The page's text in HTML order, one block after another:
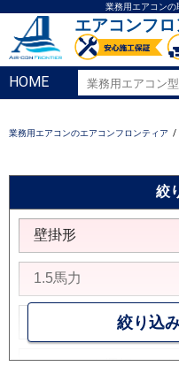
業務用エアコン
エアコンフ
HOME
業務用エアコンのエアコンフロンティア
絞
絞り込